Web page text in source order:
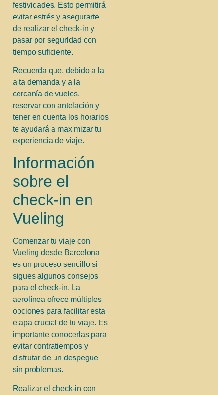
festividades. Esto permitirá
evitar estrés y asegurarte
de realizar el check-in y
pasar por seguridad con
tiempo suficiente.
Recuerda que, debido a la
alta demanda y a la
cercanía de vuelos,
reservar con antelación y
tener en cuenta los horarios
te ayudará a maximizar tu
experiencia de viaje.
Información
sobre el
check-in en
Vueling
Comenzar tu viaje con
Vueling desde Barcelona
es un proceso sencillo si
sigues algunos consejos
para el check-in. La
aerolínea ofrece múltiples
opciones para facilitar esta
etapa crucial de tu viaje. Es
importante conocerlas para
evitar contratiempos y
disfrutar de un despegue
sin problemas.
Realizar el check-in con